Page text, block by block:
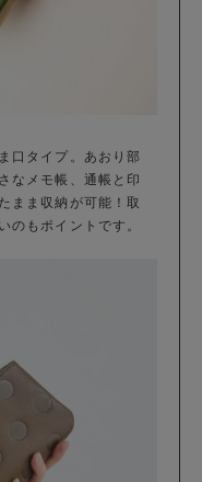
口タイプ。あおり部
なメモ帳、通帳と印
まま収納が可能！取
のもポイントです。